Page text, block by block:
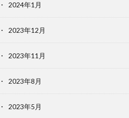
2024年1月
2023年12月
2023年11月
2023年8月
2023年5月